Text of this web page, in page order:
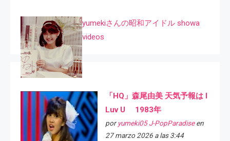
yumekiさんの昭和アイドル showa
videos
「HQ」森尾由美 天気予報は I
Luv U 1983年
por yumeki05 J-PopParadiseen
27 marzo 2026 a las 3:44